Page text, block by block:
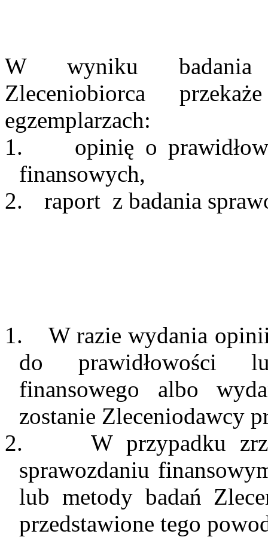
W wyniku badania
Zleceniobiorca
egzemplarzach:
1.
opinię o
finansowych,
2.
raport z badania
1.
W razie wydania
do prawidłowości
finansowego albo
zostanie Zleceniodawcy
2.
W przypadku
sprawozdaniu
lub metody badań
przedstawione tego